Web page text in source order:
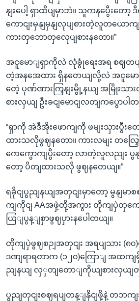
နျးပေါ့ ရှာထိပျမှာဘဲ။ သူကနပွေီးတော့ ဒီ
ကောငျးမှနျမှနျလုပျစားတဲ့လူတယောကျ
ကားတှဘောတှလေုပျစားနတော။”
အငူမောျရှာကိုလဲ လုံခွုံရေးအရ စဈတပျ
တဲ့အနအေထား ရှိနတေယျလို့လဲ အငူမော
တေဲ့ ပုဏ်ဏားကြှနျးမွို့နယျ အမြိုးသ
စားလှယျ ဦးခငျမောငျလတျကပွောပါ
“ရှာကို အဲဒီအိုးဖောကျကို ဖမျးသှားပွီးတ
ထားသလိုဖွဈနတော။ ကားလမျး တလ
ကေကွောကျပွီးတော့ လာတဲ့လူလညျး ပွန
တော့ ပိတျထားသလို ဖွဈနတေယျ။”
ရခိုငျပွညျနယျအတှငျးမှာတော့ မွနျမာ
ကျကိုငျ AAအဖှဲ့တို့အကွား တိုကျပှဲတှကေ
ယြျပွန့ျစှာဖွဈပှားနပေါတယျ။
တိုကျပှဲဖွဈစဉျအတှငျး အရပျသား (
ဒဏျရာရတာက (၁၂၀)ကြောျ အထကျ
ညျနယျ လှှတျတောျကိုယျစားလှယျ
ပွညျတှငျးစဈရပျတန့ျနိုငျဖို့နဲ့ တဘ